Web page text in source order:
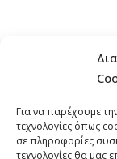
Για να παρέχουμε
τεχνολογίες όπως
σε πληροφορίες
τεχνολογίες θα μας
ΤΗΛΕΦΩΝΟ: +30
EMAIL: